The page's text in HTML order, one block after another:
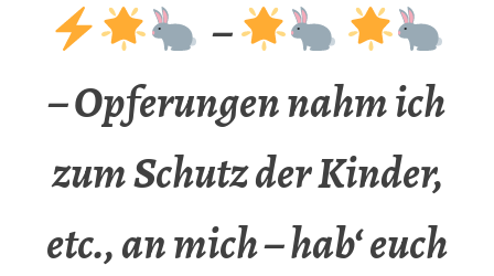
–
– Opferungen nahm ich
zum Schutz der Kinder,
etc., an mich – hab‘ euch